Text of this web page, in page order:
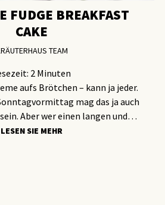
FUDGE BREAKFAST
CAKE
TEAM
2 Minuten
aufs Brötchen – kann ja jeder.
mag das ja auch
Aber wer einen langen und…
LESEN SIE MEHR